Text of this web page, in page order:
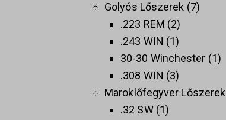
Golyós Lőszerek 7
.223 REM 2
.243 WIN
1
30-30 Winchester 1
.308 WIN
3
Maroklőfegyver Lőszerek
.32 SW 1